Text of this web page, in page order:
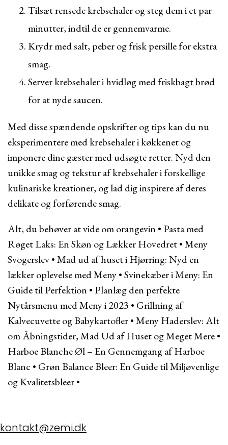
Tilsæt rensede krebsehaler og steg dem i et par
minutter, indtil de er gennemvarme.
Krydr med salt, peber og frisk persille for ekstra
smag.
Server krebsehaler i hvidløg med friskbagt brød
for at nyde saucen.
Med disse spændende opskrifter og tips kan du nu
eksperimentere med krebsehaler i køkkenet og
imponere dine gæster med udsøgte retter. Nyd den
unikke smag og tekstur af krebsehaler i forskellige
kulinariske kreationer, og lad dig inspirere af deres
delikate og forførende smag.
Alt, du behøver at vide om orangevin • Pasta med
Røget Laks: En Skøn og Lækker Hovedret•Meny
Svogerslev•Mad ud af huset i Hjørring: Nyd en
lækker oplevelse med Meny•Svinekæber i Meny: En
Guide til Perfektion • Planlæg den perfekte
Nytårsmenu med Meny i 2023 • Grillning af
Kalvecuvette og Babykartofler•Meny Haderslev: Alt
om Åbningstider, Mad Ud af Huset og Meget Mere•
Harboe Blanche Øl – En Gennemgang af Harboe
Blanc • Grøn Balance Bleer: En Guide til Miljøvenlige
og Kvalitetsbleer•
kontakt@zemi.dk